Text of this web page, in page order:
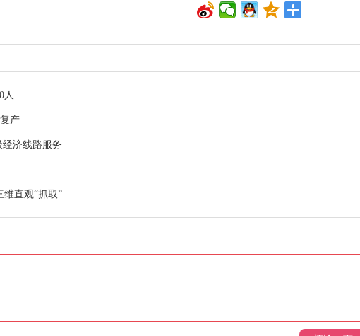
人
产
济线路服务
直观“抓取”